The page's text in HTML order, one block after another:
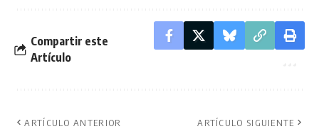
Compartir este
Artículo
ARTÍCULO ANTERIOR ARTÍCULO SIGUIENTE